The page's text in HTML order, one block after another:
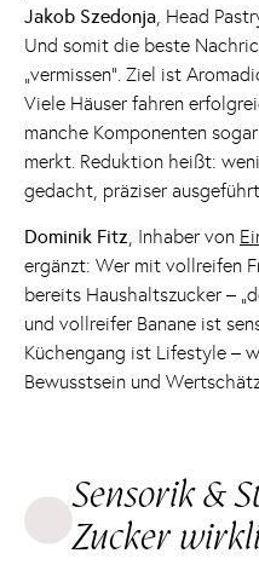
Jakob Szedonja, Head
Und somit die beste
„vermissen“. Ziel ist
Viele Häuser fahren
manche Komponenten
merkt. Reduktion heißt:
gedacht, präziser
Dominik Fitz, Inhaber von
ergänzt: Wer mit vollreifen
bereits Haushaltszucker –
und vollreifer Banane ist
Küchengang ist Lifestyle –
Bewusstsein und
Sensorik &
Zucker